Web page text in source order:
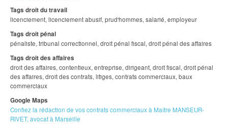
Tags droit du travail
licenciement, licenciement abusif, prud'hommes, salarié, employeur
Tags droit pénal
pénaliste, tribunal correctionnel, droit pénal fiscal, droit pénal des affaires
Tags droit des affaires
droit des affaires, contentieux, entreprise, dirigeant, droit fiscal, droit pénal
des affaires, droit des contrats, litiges, contrats commerciaux, baux
commerciaux
Google Maps
Confiez la rédaction de vos contrats commerciaux à Maître MANSEUR-
RIVET, avocat à Marseille